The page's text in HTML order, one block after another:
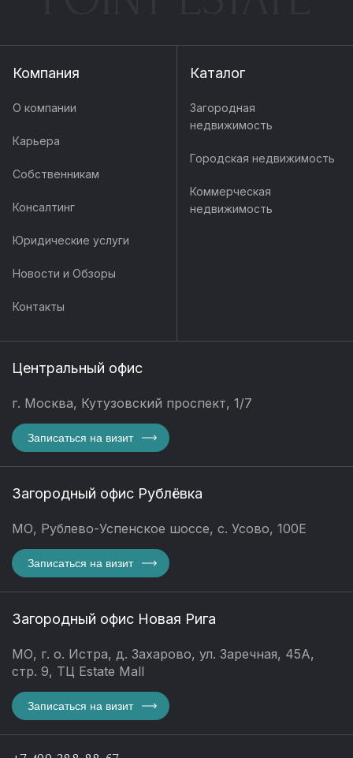
Компания
О компании
Карьера
Собственникам
Консалтинг
Юридические услуги
Новости и Обзоры
Контакты
Каталог
Загородная
недвижимость
Городская недвижимость
Коммерческая
недвижимость
Центральный офис
г. Москва, Кутузовский проспект, 1/7
Записаться на визит
Загородный офис Рублёвка
МО, Рублево-Успенское шоссе, с. Усово, 100Е
Записаться на визит
Загородный офис Новая Рига
МО, г. о. Истра, д. Захарово, ул. Заречная, 45А,
стр. 9, ТЦ Estate Mall
Записаться на визит